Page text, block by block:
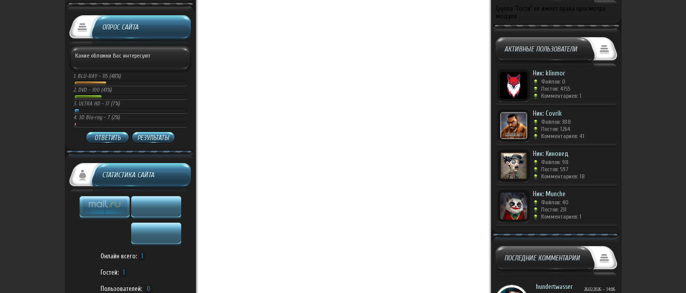
ОПРОС САЙТА
Какие обложки Вас интересуют
1. BLU-RAY - 115 (48%)
2. DVD - 100 (41%)
3. ULTRA HD - 17 (7%)
4. 3D Blu-ray - 7 (2%)
ОТВЕТИТЬ РЕЗУЛЬТАТЫ
СТАТИСТИКА САЙТА
Онлайн всего: 1
Гостей: 1
Пользователей: 0
Группа "Гости" не имеет права просмотра
модуля
АКТИВНЫЕ ПОЛЬЗОВАТЕЛИ
Ник: klinmor
Файлов: 0
Постов: 4155
Комментариев: 1
Ник: Covrik
Файлов: 388
Постов: 1264
Комментариев: 41
Ник: Киновед
Файлов: 98
Постов: 597
Комментариев: 18
Ник: Munche
Файлов: 40
Постов: 231
Комментариев: 1
ПОСЛЕДНИЕ КОММЕНТАРИИ
hundertwasser 26.02.2026 - 14:06